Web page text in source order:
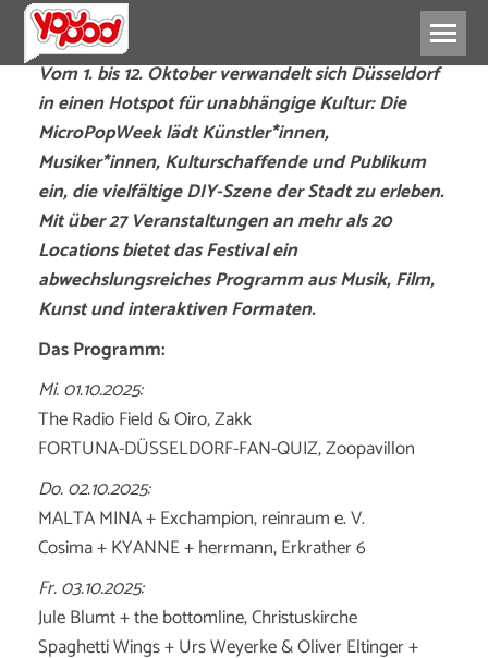
Vom 1. bis 12. Oktober verwandelt sich Düsseldorf
in einen Hotspot für unabhängige Kultur: Die
MicroPopWeek lädt Künstler*innen,
Musiker*innen, Kulturschaffende und Publikum
ein, die vielfältige DIY-Szene der Stadt zu erleben.
Mit über 27 Veranstaltungen an mehr als 20
Locations bietet das Festival ein
abwechslungsreiches Programm aus Musik, Film,
Kunst und interaktiven Formaten.
Das Programm:
Mi. 01.10.2025:
The Radio Field & Oiro, Zakk
FORTUNA-DÜSSELDORF-FAN-QUIZ, Zoopavillon
Do. 02.10.2025:
MALTA MINA + Exchampion, reinraum e. V.
Cosima + KYANNE + herrmann, Erkrather 6
Fr. 03.10.2025:
Jule Blumt + the bottomline, Christuskirche
Spaghetti Wings + Urs Weyerke & Oliver Eltinger +